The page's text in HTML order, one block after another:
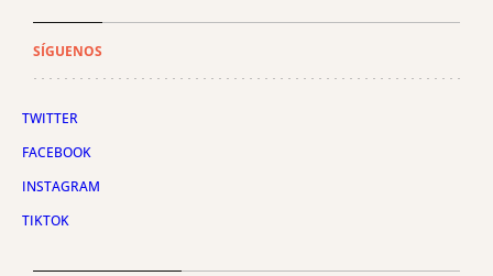
SÍGUENOS
TWITTER
FACEBOOK
INSTAGRAM
TIKTOK